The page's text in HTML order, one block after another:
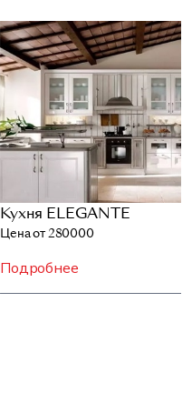
Кухня ELEGANTE
Цена от 280000
Подробнее